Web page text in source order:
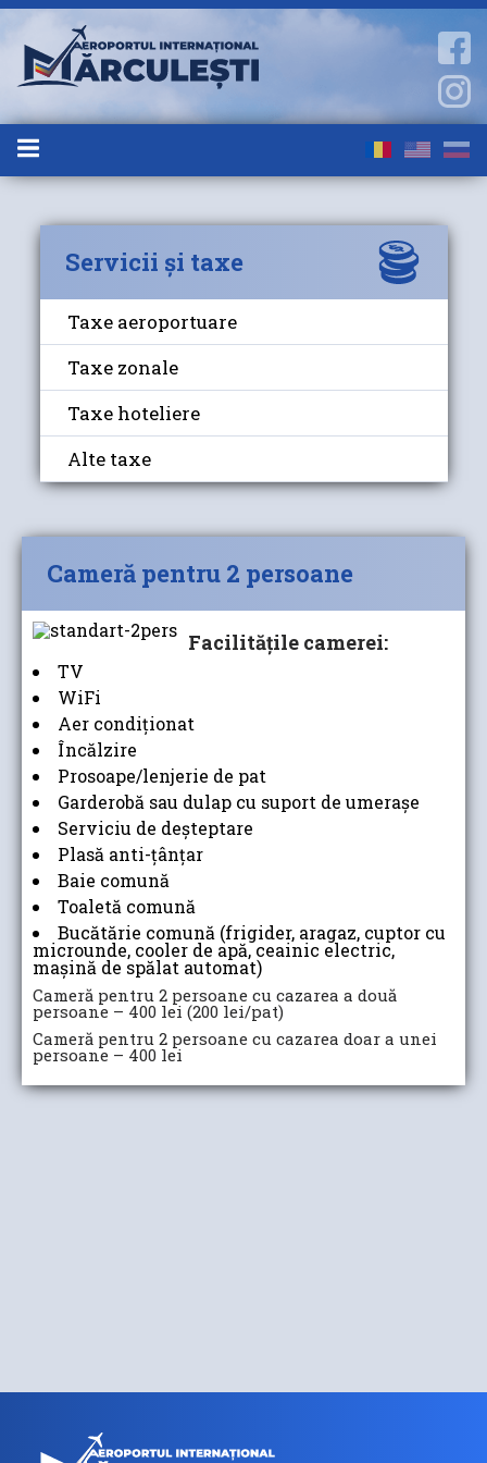
Servicii și taxe
Taxe aeroportuare
Taxe zonale
Taxe hoteliere
Alte taxe
Cameră pentru 2 persoane
Facilităţile camerei:
TV
WiFi
Aer condiţionat
Încălzire
Prosoape/lenjerie de pat
Garderobă sau dulap cu suport de umerașe
Serviciu de deșteptare
Plasă anti-ţânţar
Baie comună
Toaletă comună
Bucătărie comună (frigider, aragaz, cuptor cu
microunde, cooler de apă, ceainic electric,
mașină de spălat automat)
Cameră pentru 2 persoane cu cazarea a două
persoane – 400 lei (200 lei/pat)
Cameră pentru 2 persoane cu cazarea doar a unei
persoane – 400 lei